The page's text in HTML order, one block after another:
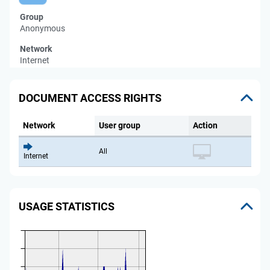
Group
Anonymous
Network
Internet
DOCUMENT ACCESS RIGHTS
Network User group Action
Internet
All
USAGE STATISTICS